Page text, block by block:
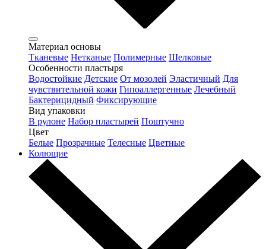
Материал основы
Тканевые Нетканые Полимерные Шелковые
Особенности пластыря
Водостойкие Детские От мозолей Эластичный Для
чувствительной кожи Гипоаллергенные Лечебный
Бактерицидный Фиксирующие
Вид упаковки
В рулоне Набор пластырей Поштучно
Цвет
Белые Прозрачные Телесные Цветные
Колющие